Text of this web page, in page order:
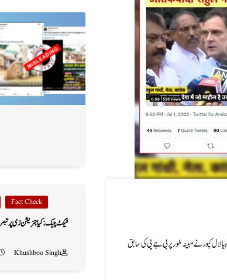
کپور نے مبینہ طور پر بی جے پی کی سابق
Fact Check
فیکٹ چیک: کیا جنریشن زی پر
Khushboo Singh